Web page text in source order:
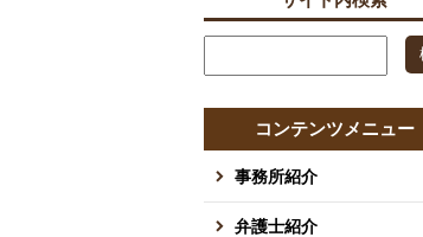
コンテンツメニュー
事務所紹介
弁護士紹介